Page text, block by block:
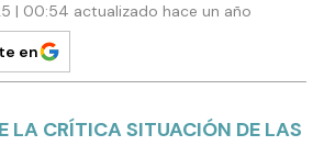
| 00:54 actualizado hace un año
en
LA CRÍTICA SITUACIÓN DE LAS